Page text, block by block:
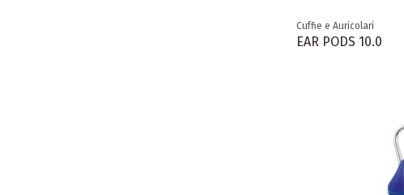
Cuffie e Auricolari
EAR PODS 10.0